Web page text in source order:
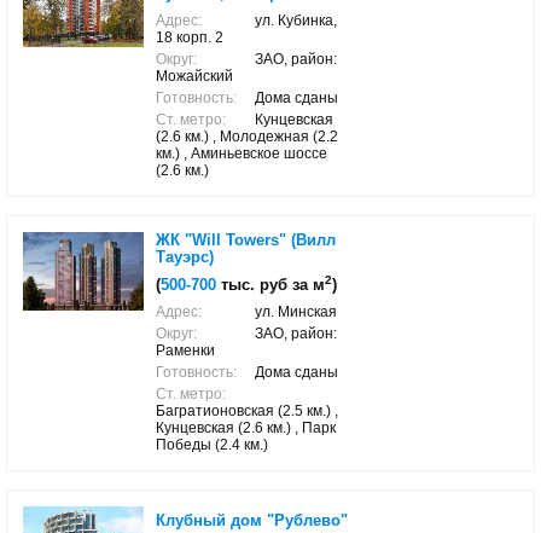
Адрес:
ул. Кубинка,
18 корп. 2
Округ:
ЗАО, район:
Можайский
Готовность:
Дома сданы
Ст. метро:
Кунцевская
(2.6 км.) , Молодежная (2.2
км.) , Аминьевское шоссе
(2.6 км.)
ЖК "Will Towers" (Вилл
Тауэрс)
(500-700 тыс. руб за м2)
Адрес:
ул. Минская
Округ:
ЗАО, район:
Раменки
Готовность:
Дома сданы
Ст. метро:
Багратионовская (2.5 км.) ,
Кунцевская (2.6 км.) , Парк
Победы (2.4 км.)
Клубный дом "Рублево"